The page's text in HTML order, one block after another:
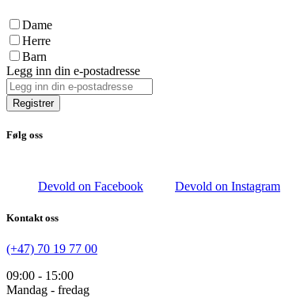
Dame
Herre
Barn
Legg inn din e-postadresse
Registrer
Følg oss
Devold on Facebook Devold on Instagram
Kontakt oss
(+47) 70 19 77 00
09:00 - 15:00
Mandag - fredag